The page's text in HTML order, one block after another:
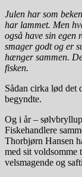
Julen har som
har lammet. Men
også have sin egen
smager godt og er
hænger sammen.
fisken.
Sådan cirka lød det
begyndte.
Og i år –
Fiskehandlere
Thorbjørn Hansen
med sit voldsomme
velsmagende og